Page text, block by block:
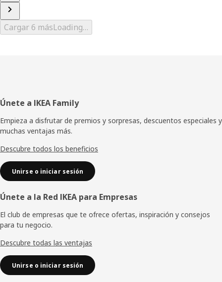
Cargar 6 másLoading…
Pie
de
página
Únete a IKEA Family
Empieza a disfrutar de premios y sorpresas, descuentos especiales y
muchas ventajas más.
Descubre todos los beneficios
Unirse o iniciar sesión
Únete a la Red IKEA para Empresas
El club de empresas que te ofrece ofertas, inspiración y consejos
para tu negocio.
Descubre todas las ventajas
Unirse o iniciar sesión